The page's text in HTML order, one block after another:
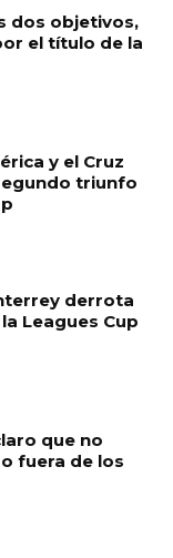
dos objetivos,
el título de la
y el Cruz
triunfo
derrota
Leagues Cup
que no
fuera de los